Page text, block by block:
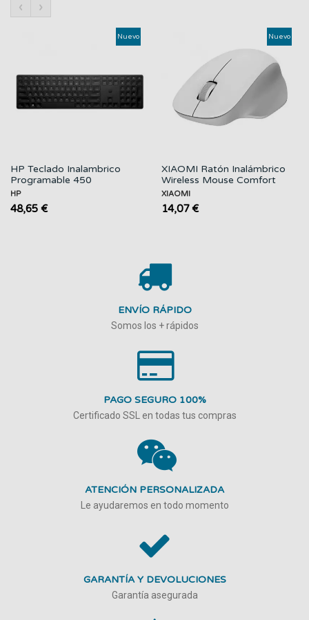
‹ ›
Nuevo
HP Teclado Inalambrico
Programable 450
HP
48,65 €
Nuevo
XIAOMI Ratón Inalámbrico
Wireless Mouse Comfort
Blanco
XIAOMI
14,07 €
ENVÍO RÁPIDO
Somos los + rápidos
PAGO SEGURO 100%
Certificado SSL en todas tus compras
ATENCIÓN PERSONALIZADA
Le ayudaremos en todo momento
GARANTÍA Y DEVOLUCIONES
Garantía asegurada